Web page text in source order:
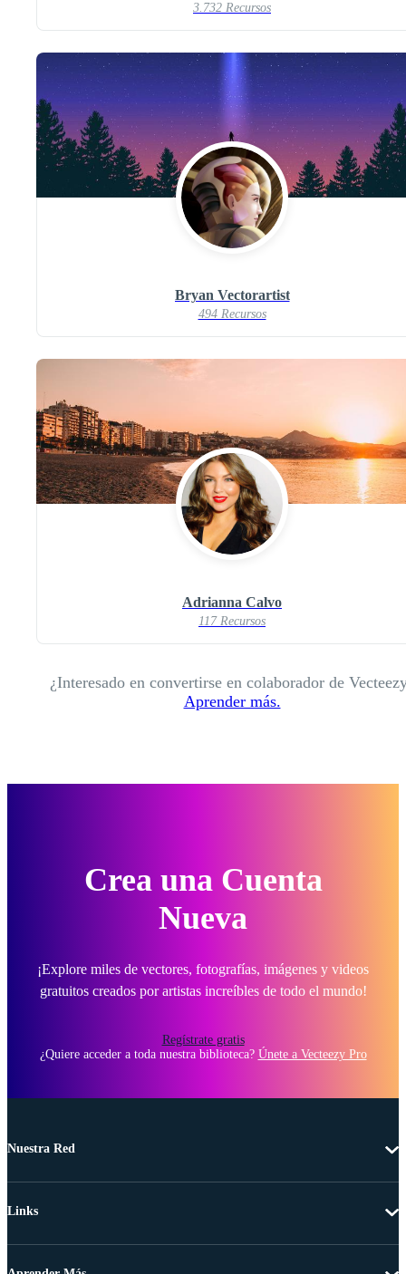
3.732 Recursos
Bryan Vectorartist
494 Recursos
Adrianna Calvo
117 Recursos
¿Interesado en convertirse en colaborador de
Aprender más.
Crea una Cuenta
Nueva
¡Explore miles de vectores, fotografías, imágenes y videos
gratuitos creados por artistas increíbles de todo el mundo!
Regístrate gratis
¿Quiere acceder a toda nuestra biblioteca? Únete a Vecteezy Pro
Nuestra Red
Links